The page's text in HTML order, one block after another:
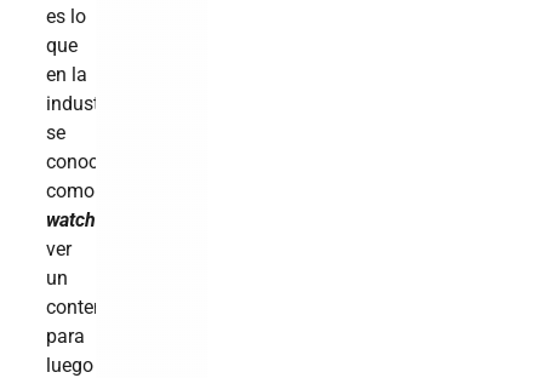
es lo
que
en la
industria
se
conoce
como
watching
ver
un
contenido
para
luego